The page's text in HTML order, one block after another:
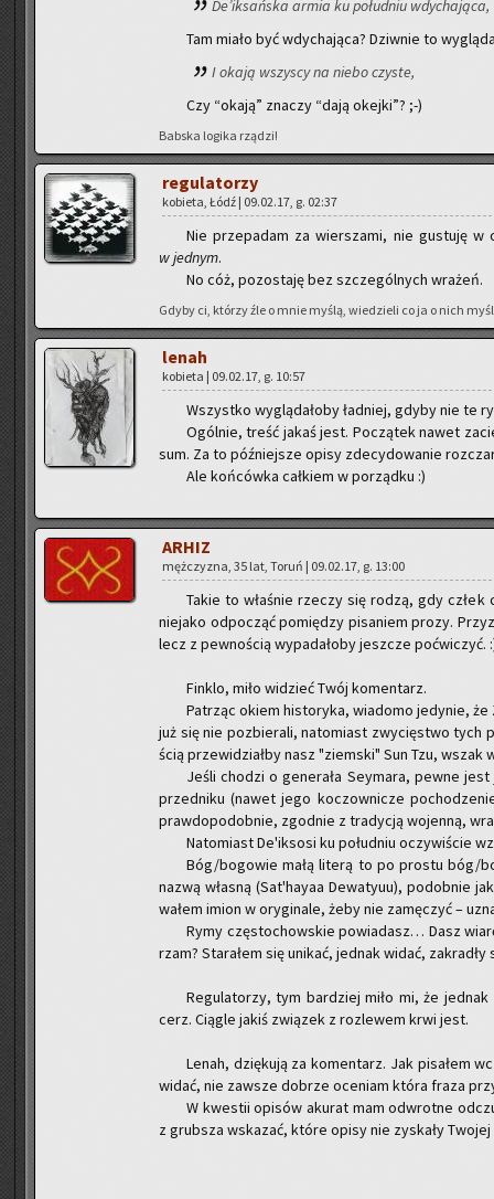
De’ik­sań­ska armia ku po­łu­dniu wdy­cha­ją­ca,
Tam miało być wdy­cha­ją­ca? Dziw­nie to
I okają wszy­scy na niebo czy­ste,
Czy “okają” zna­czy “dają okej­ki”? ;-)
Bab­ska lo­gi­ka rzą­dzi!
re­gu­la­to­rzy
ko­bie­ta, Łódź | 09.02.17, g. 02:37
Nie prze­pa­dam za wier­sza­mi, nie gu­stu­ję
w jed­nym.
No cóż, po­zo­sta­ję bez szcze­gól­nych wra­żeń.
Gdyby ci, któ­rzy źle o mnie myślą, wie­dzie­li co ja o nich
lenah
ko­bie­ta | 09.02.17, g. 10:57
Wszyst­ko wy­glą­da­ło­by ład­niej, gdyby nie te
Ogól­nie, treść jakaś jest. Po­czą­tek nawet
sum. Za to póź­niej­sze opisy zde­cy­do­wa­nie
Ale koń­ców­ka cał­kiem w po­rząd­ku :)
ARHIZ
męż­czy­zna, 35 lat, Toruń | 09.02.17, g. 13:00
Takie to wła­śnie rze­czy się rodzą, gdy
nie­ja­ko od­po­cząć po­mię­dzy pi­sa­niem prozy.
lecz z pew­no­ścią wy­pa­da­ło­by jesz­cze po­ćwi­czyć.
Fin­klo, miło wi­dzieć Twój ko­men­tarz.
Pa­trząc okiem hi­sto­ry­ka, wia­do­mo je­dy­nie,
już się nie po­zbie­ra­li, na­to­miast zwy­cię­stwo tych
ścią prze­wi­dział­by nasz "ziem­ski" Sun Tzu, wszak
Jeśli cho­dzi o ge­ne­ra­ła Sey­ma­ra, pewne
przed­ni­ku (nawet jego ko­czow­ni­cze
praw­do­po­dob­nie, zgod­nie z tra­dy­cją wo­jen­ną,
Na­to­miast De'ik­so­si ku po­łu­dniu oczy­wi­ście
Bóg/bo­go­wie małą li­te­rą to po pro­stu bóg/
nazwą wła­sną (Sat'hayaa De­wa­ty­uu), po­dob­nie
wa­łem imion w ory­gi­na­le, żeby nie za­mę­czyć –
Rymy czę­sto­chow­skie po­wia­dasz… Dasz
rzam? Sta­ra­łem się uni­kać, jed­nak widać,
Re­gu­la­to­rzy, tym bar­dziej miło mi, że
cerz. Cią­gle jakiś zwią­zek z roz­le­wem krwi jest.
Lenah, dzię­ku­ją za ko­men­tarz. Jak pi­sa­łem
widać, nie za­wsze do­brze oce­niam która fraza
W kwe­stii opi­sów aku­rat mam od­wrot­ne
z grub­sza wska­zać, które opisy nie zy­ska­ły